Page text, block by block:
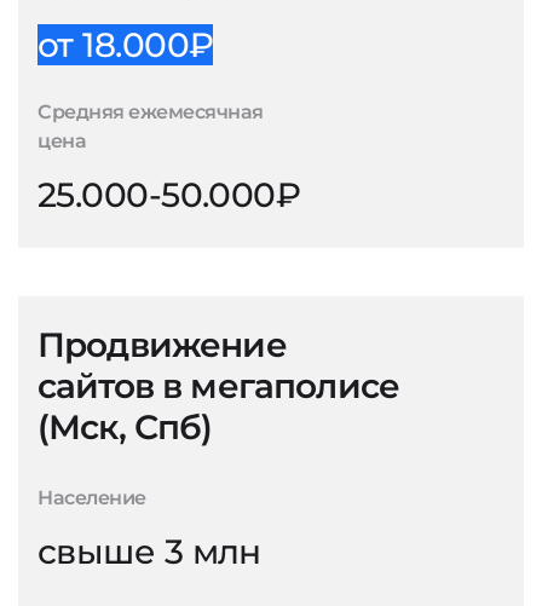
от 18.000₽
Средняя ежемесячная
цена
25.000-50.000₽
Продвижение
сайтов в мегаполисе
(Мск, Спб)
Население
свыше 3 млн